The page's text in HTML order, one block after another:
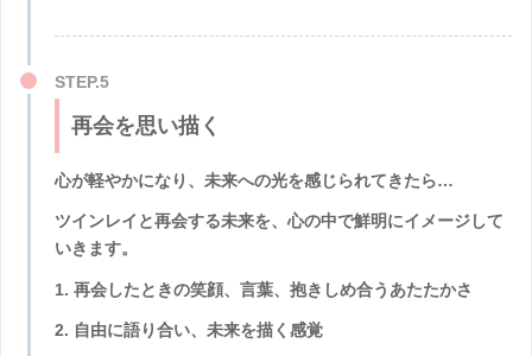
再会を思い描く
心が軽やかになり、未来への光を感じられてきたら…
ツインレイと再会する未来を、心の中で鮮明にイメージして
いきます。
1. 再会したときの笑顔、言葉、抱きしめ合うあたたかさ
2. 自由に語り合い、未来を描く感覚